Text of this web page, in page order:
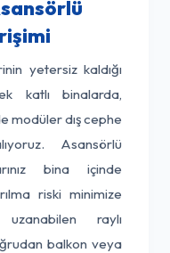
yetersiz kaldığı
katlı binalarda,
modüler dış cephe
Asansörlü
bina içinde
riski minimize
raylı
balkon veya